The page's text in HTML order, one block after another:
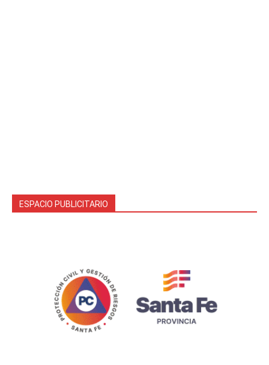
ESPACIO PUBLICITARIO